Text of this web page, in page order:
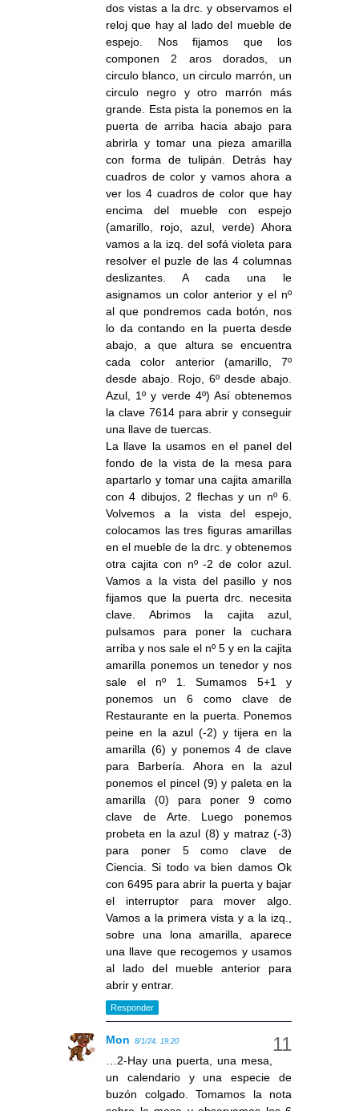
dos vistas a la drc. y observamos el
reloj que hay al lado del mueble de
espejo. Nos fijamos que los
componen 2 aros dorados, un
circulo blanco, un circulo marrón, un
circulo negro y otro marrón más
grande. Esta pista la ponemos en la
puerta de arriba hacia abajo para
abrirla y tomar una pieza amarilla
con forma de tulipán. Detrás hay
cuadros de color y vamos ahora a
ver los 4 cuadros de color que hay
encima del mueble con espejo
(amarillo, rojo, azul, verde) Ahora
vamos a la izq. del sofá violeta para
resolver el puzle de las 4 columnas
deslizantes. A cada una le
asignamos un color anterior y el nº
al que pondremos cada botón, nos
lo da contando en la puerta desde
abajo, a que altura se encuentra
cada color anterior (amarillo, 7º
desde abajo. Rojo, 6º desde abajo.
Azul, 1º y verde 4º) Así obtenemos
la clave 7614 para abrir y conseguir
una llave de tuercas.
La llave la usamos en el panel del
fondo de la vista de la mesa para
apartarlo y tomar una cajita amarilla
con 4 dibujos, 2 flechas y un nº 6.
Volvemos a la vista del espejo,
colocamos las tres figuras amarillas
en el mueble de la drc. y obtenemos
otra cajita con nº -2 de color azul.
Vamos a la vista del pasillo y nos
fijamos que la puerta drc. necesita
clave. Abrimos la cajita azul,
pulsamos para poner la cuchara
arriba y nos sale el nº 5 y en la cajita
amarilla ponemos un tenedor y nos
sale el nº 1. Sumamos 5+1 y
ponemos un 6 como clave de
Restaurante en la puerta. Ponemos
peine en la azul (-2) y tijera en la
amarilla (6) y ponemos 4 de clave
para Barbería. Ahora en la azul
ponemos el pincel (9) y paleta en la
amarilla (0) para poner 9 como
clave de Arte. Luego ponemos
probeta en la azul (8) y matraz (-3)
para poner 5 como clave de
Ciencia. Si todo va bien damos Ok
con 6495 para abrir la puerta y bajar
el interruptor para mover algo.
Vamos a la primera vista y a la izq.,
sobre una lona amarilla, aparece
una llave que recogemos y usamos
al lado del mueble anterior para
abrir y entrar.
Responder
Mon 8/1/24, 19:20
…2-Hay una puerta, una mesa,
un calendario y una especie de
buzón colgado. Tomamos la nota